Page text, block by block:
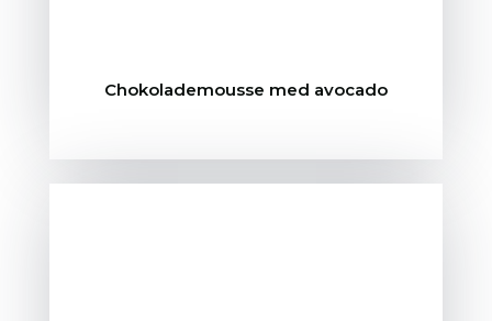
Chokolademousse med avocado